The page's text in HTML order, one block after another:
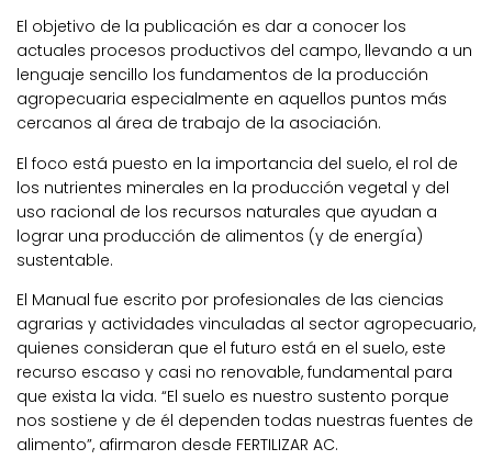
El objetivo de la publicación es dar a conocer los
actuales procesos productivos del campo, llevando a un
lenguaje sencillo los fundamentos de la producción
agropecuaria especialmente en aquellos puntos más
cercanos al área de trabajo de la asociación.
El foco está puesto en la importancia del suelo, el rol de
los nutrientes minerales en la producción vegetal y del
uso racional de los recursos naturales que ayudan a
lograr una producción de alimentos (y de energía)
sustentable.
El Manual fue escrito por profesionales de las ciencias
agrarias y actividades vinculadas al sector agropecuario,
quienes consideran que el futuro está en el suelo, este
recurso escaso y casi no renovable, fundamental para
que exista la vida. “El suelo es nuestro sustento porque
nos sostiene y de él dependen todas nuestras fuentes de
alimento”, afirmaron desde FERTILIZAR AC.